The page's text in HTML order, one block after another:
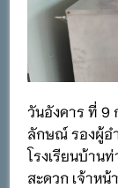
คว
วันอังคาร ที่
ลักษณ์ รองผู้อ
โรงเรียนบ้าน
สะดวก เจ้าห